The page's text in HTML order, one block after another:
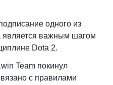
одного из
является важным шагом
Dota 2.
Team покинул
с правилами